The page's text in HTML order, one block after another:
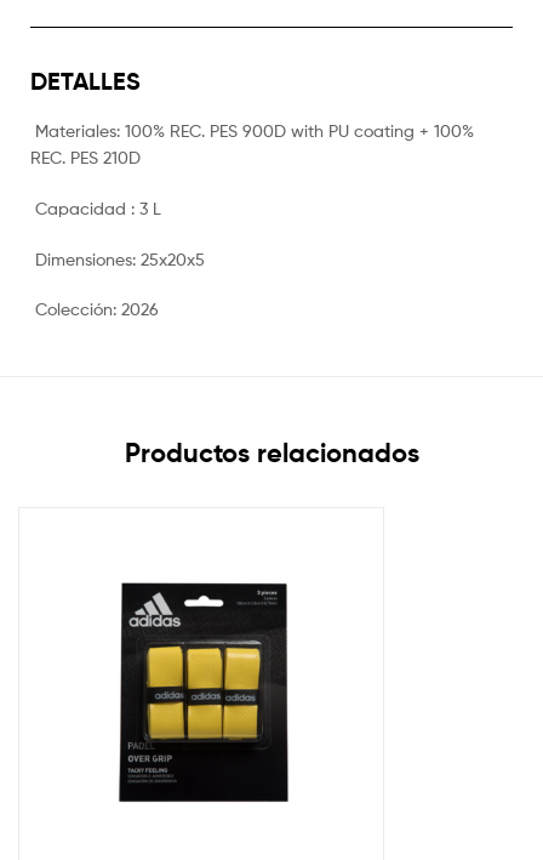
DETALLES
Materiales: 100% REC. PES 900D with PU coating + 100%
REC. PES 210D
Capacidad : 3 L
Dimensiones: 25x20x5
Colección: 2026
Productos relacionados